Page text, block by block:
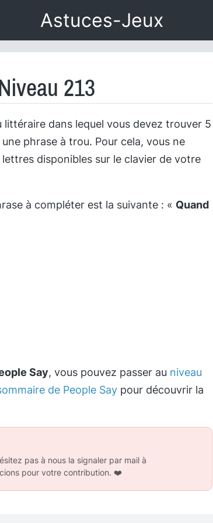
Astuces-Jeux
213
littéraire dans lequel vous devez trouver 5
phrase à trou. Pour cela, vous ne
disponibles sur le clavier de votre
à compléter est la suivante : « Quand
Say, vous pouvez passer au niveau
de People Say pour découvrir la
pas à nous la signaler par mail à
pour votre contribution. ❤️